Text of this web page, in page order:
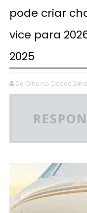
pode criar
vice para
2025
De Olho na Cidade 24hs